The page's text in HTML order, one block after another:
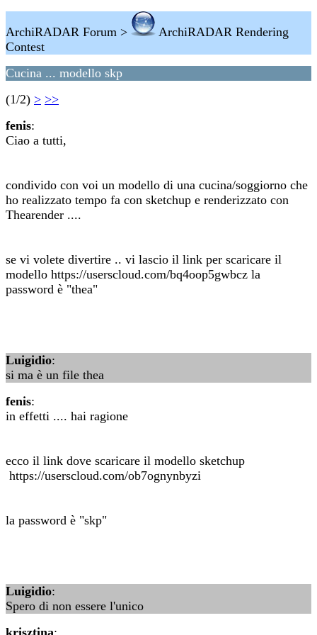
ArchiRADAR Forum >
ArchiRADAR Rendering
Contest
Cucina ... modello skp
(1/2) > >>
fenis:
Ciao a tutti,
condivido con voi un modello di una cucina/soggiorno che
ho realizzato tempo fa con sketchup e renderizzato con
Thearender ....
se vi volete divertire .. vi lascio il link per scaricare il
modello https://userscloud.com/bq4oop5gwbcz la
password è "thea"
Luigidio:
si ma è un file thea
fenis:
in effetti .... hai ragione
ecco il link dove scaricare il modello sketchup
https://userscloud.com/ob7ognynbyzi
la password è "skp"
Luigidio:
Spero di non essere l'unico
krisztina: